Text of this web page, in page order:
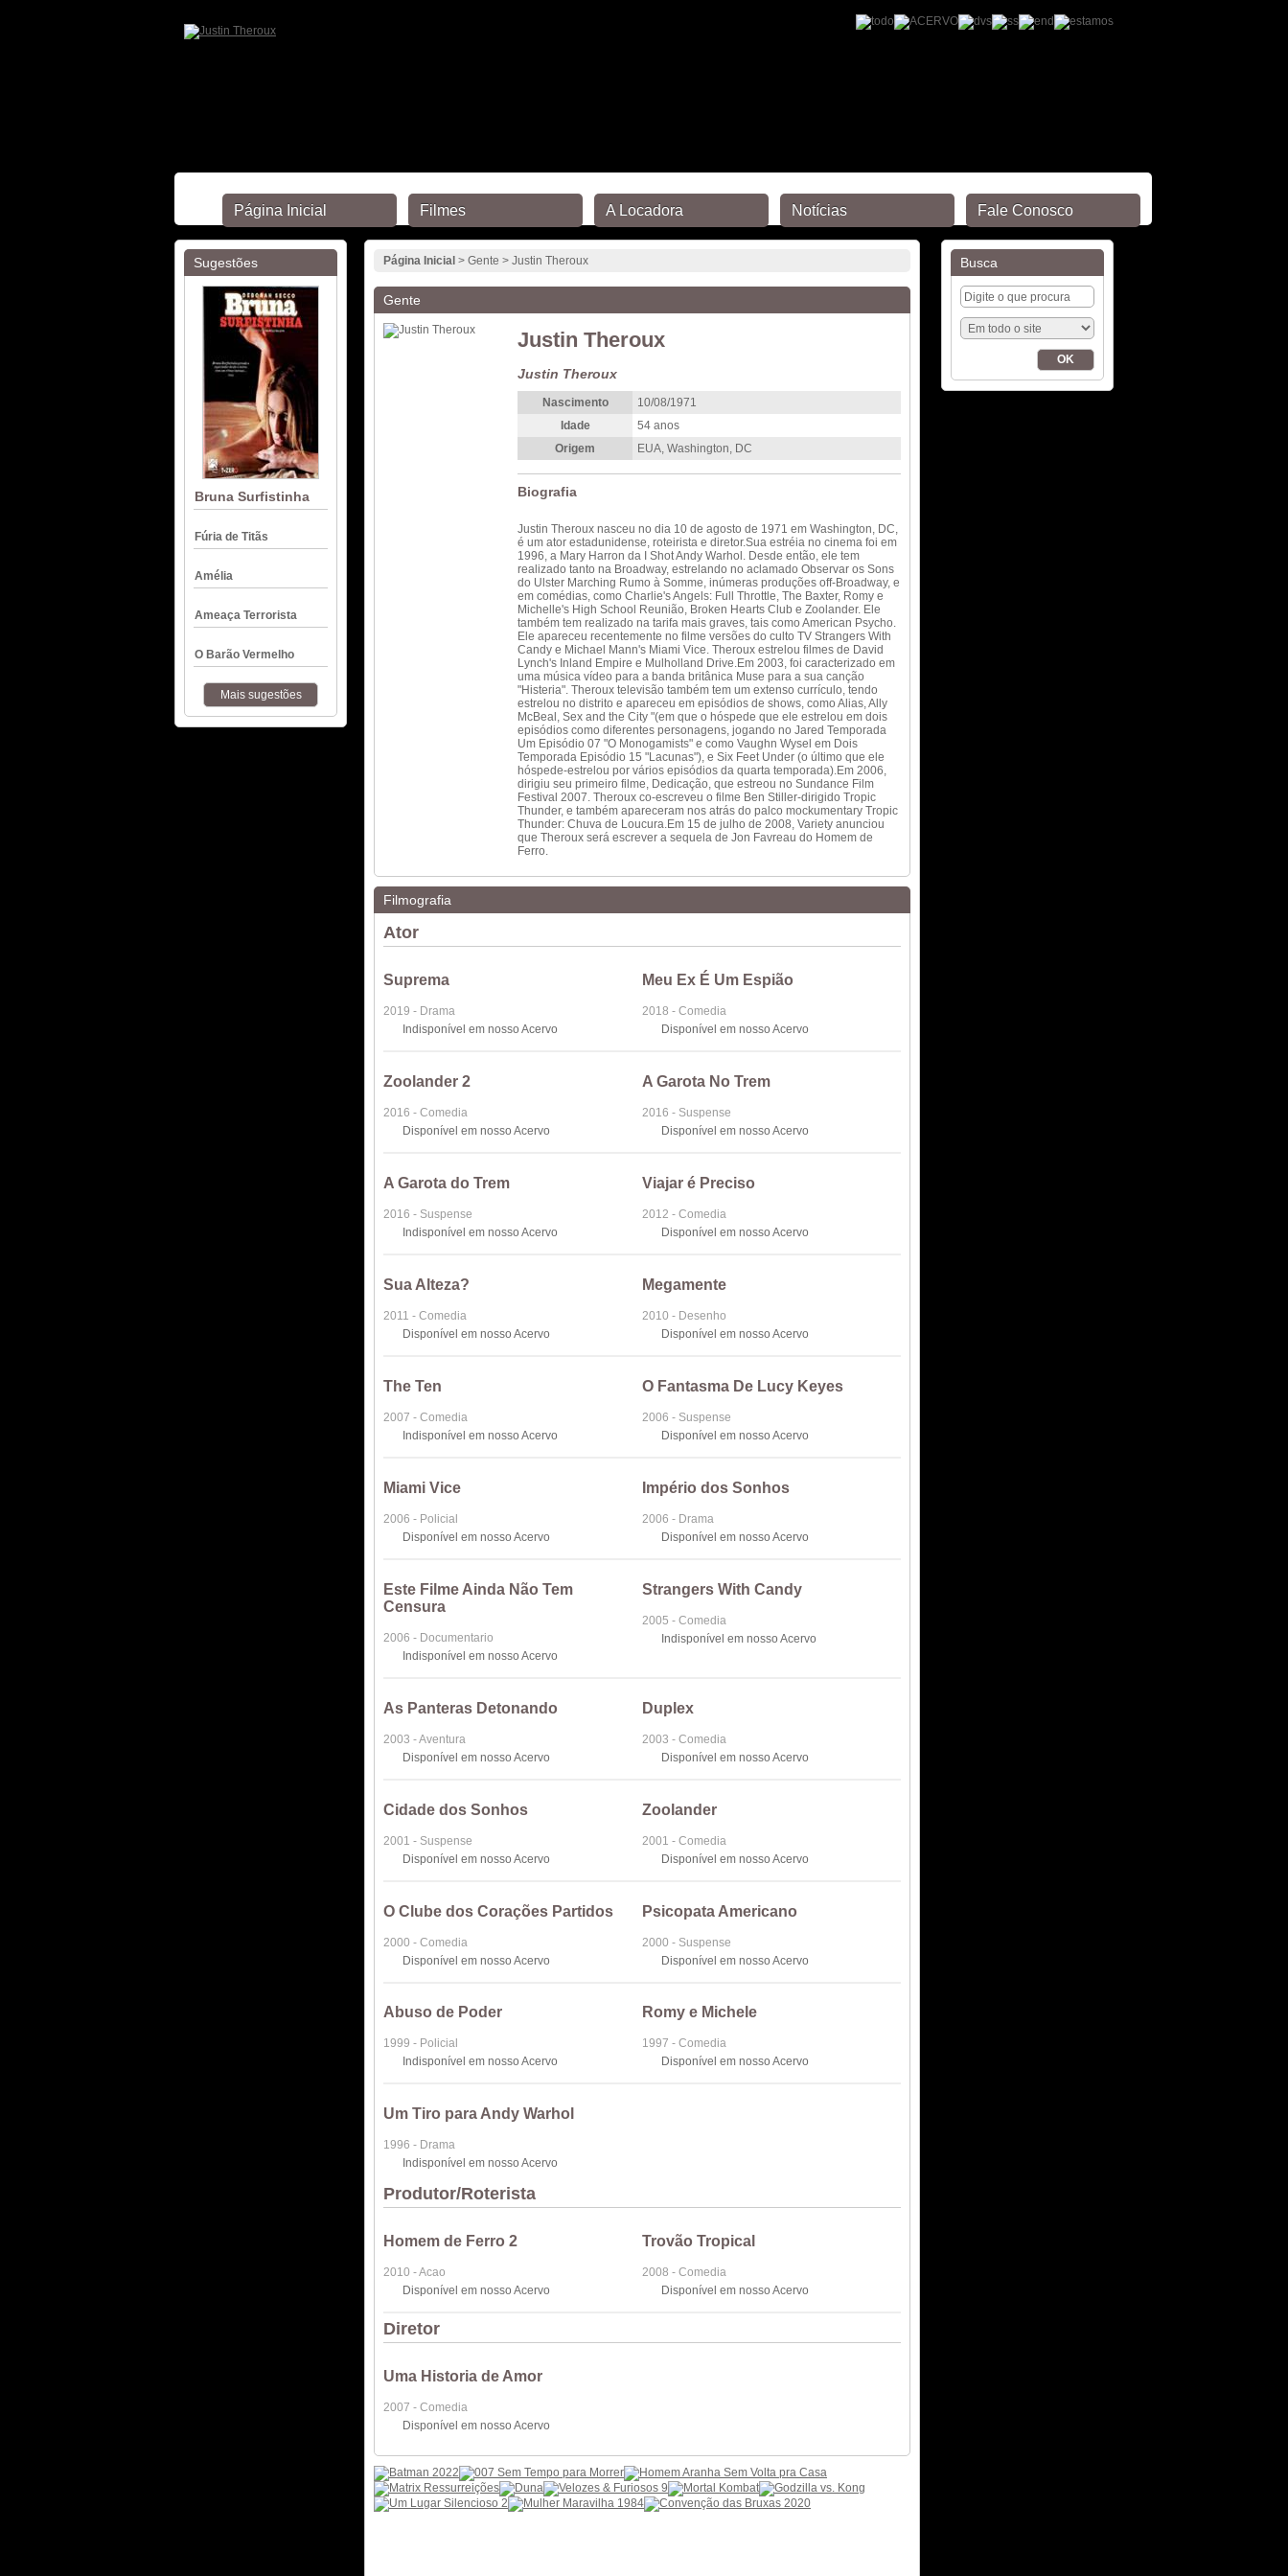
Sugestões
Bruna Surfistinha
Fúria de Titãs
Amélia
Ameaça Terrorista
O Barão Vermelho
Mais sugestões
Busca
Página Inicial > Gente > Justin Theroux
Gente
Justin Theroux
Justin Theroux
Nascimento
10/08/1971
Idade
54 anos
Origem
EUA, Washington, DC
Biografia
Justin Theroux nasceu no dia 10 de agosto de 1971 em Washington, DC,
é um ator estadunidense, roteirista e diretor.Sua estréia no cinema foi em
1996, a Mary Harron da I Shot Andy Warhol. Desde então, ele tem
realizado tanto na Broadway, estrelando no aclamado Observar os Sons
do Ulster Marching Rumo à Somme, inúmeras produções off-Broadway, e
em comédias, como Charlie's Angels: Full Throttle, The Baxter, Romy e
Michelle's High School Reunião, Broken Hearts Club e Zoolander. Ele
também tem realizado na tarifa mais graves, tais como American Psycho.
Ele apareceu recentemente no filme versões do culto TV Strangers With
Candy e Michael Mann's Miami Vice. Theroux estrelou filmes de David
Lynch's Inland Empire e Mulholland Drive.Em 2003, foi caracterizado em
uma música vídeo para a banda britânica Muse para a sua canção
"Histeria". Theroux televisão também tem um extenso currículo, tendo
estrelou no distrito e apareceu em episódios de shows, como Alias, Ally
McBeal, Sex and the City "(em que o hóspede que ele estrelou em dois
episódios como diferentes personagens, jogando no Jared Temporada
Um Episódio 07 "O Monogamists" e como Vaughn Wysel em Dois
Temporada Episódio 15 "Lacunas"), e Six Feet Under (o último que ele
hóspede-estrelou por vários episódios da quarta temporada).Em 2006,
dirigiu seu primeiro filme, Dedicação, que estreou no Sundance Film
Festival 2007. Theroux co-escreveu o filme Ben Stiller-dirigido Tropic
Thunder, e também apareceram nos atrás do palco mockumentary Tropic
Thunder: Chuva de Loucura.Em 15 de julho de 2008, Variety anunciou
que Theroux será escrever a sequela de Jon Favreau do Homem de
Ferro.
Filmografia
Ator
Suprema
2019 - Drama
Indisponível em nosso Acervo
Meu Ex É Um Espião
2018 - Comedia
Disponível em nosso Acervo
Zoolander 2
2016 - Comedia
Disponível em nosso Acervo
A Garota No Trem
2016 - Suspense
Disponível em nosso Acervo
A Garota do Trem
2016 - Suspense
Indisponível em nosso Acervo
Viajar é Preciso
2012 - Comedia
Disponível em nosso Acervo
Sua Alteza?
2011 - Comedia
Disponível em nosso Acervo
Megamente
2010 - Desenho
Disponível em nosso Acervo
The Ten
2007 - Comedia
Indisponível em nosso Acervo
O Fantasma De Lucy Keyes
2006 - Suspense
Disponível em nosso Acervo
Miami Vice
2006 - Policial
Disponível em nosso Acervo
Império dos Sonhos
2006 - Drama
Disponível em nosso Acervo
Este Filme Ainda Não Tem
Censura
2006 - Documentario
Indisponível em nosso Acervo
Strangers With Candy
2005 - Comedia
Indisponível em nosso Acervo
As Panteras Detonando
2003 - Aventura
Disponível em nosso Acervo
Duplex
2003 - Comedia
Disponível em nosso Acervo
Cidade dos Sonhos
2001 - Suspense
Disponível em nosso Acervo
Zoolander
2001 - Comedia
Disponível em nosso Acervo
O Clube dos Corações Partidos
2000 - Comedia
Disponível em nosso Acervo
Psicopata Americano
2000 - Suspense
Disponível em nosso Acervo
Abuso de Poder
1999 - Policial
Indisponível em nosso Acervo
Romy e Michele
1997 - Comedia
Disponível em nosso Acervo
Um Tiro para Andy Warhol
1996 - Drama
Indisponível em nosso Acervo
Produtor/Roterista
Homem de Ferro 2
2010 - Acao
Disponível em nosso Acervo
Trovão Tropical
2008 - Comedia
Disponível em nosso Acervo
Diretor
Uma Historia de Amor
2007 - Comedia
Disponível em nosso Acervo
Página Inicial Filmes A Locadora Notícias Fale Conosco